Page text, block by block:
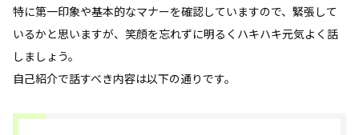
特に第一印象や基本的なマナーを確認していますので、緊張して
いるかと思いますが、笑顔を忘れずに明るくハキハキ元気よく話
しましょう。
自己紹介で話すべき内容は以下の通りです。